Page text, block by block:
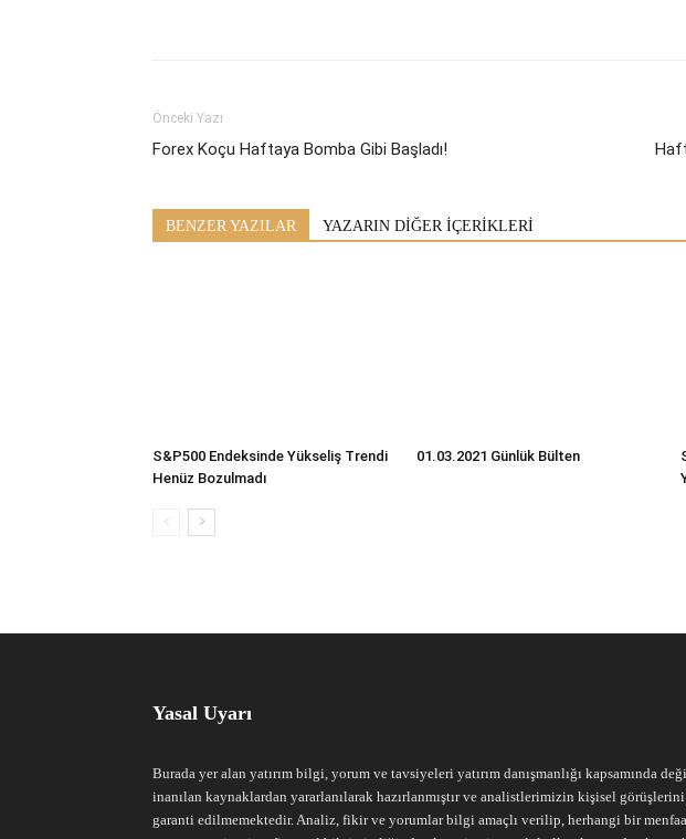
Önceki Yazı
Forex Koçu Haftaya Bomba Gibi Başladı!
BENZER YAZILAR YAZARIN DİĞER İÇERİKLERİ
S&P500 Endeksinde Yükseliş Trendi
Henüz Bozulmadı
01.03.2021 Günlük Bülten
Yasal Uyarı
Burada yer alan yatırım bilgi, yorum ve tavsiyeleri yatırım danışmanlığı
inanılan kaynaklardan yararlanılarak hazırlanmıştır ve analistlerimizin kişisel
garanti edilmemektedir. Analiz, fikir ve yorumlar bilgi amaçlı verilip, herhangi bir